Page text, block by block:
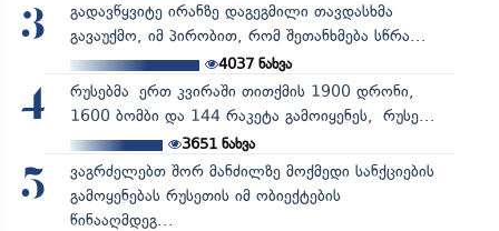
3
გადავწყვიტე ირანზე დაგეგმილი თავდასხმა
გავაუქმო, იმ პირობით, რომ შეთანხმება სწრა...
4037ნახვა
4
რუსებმა ერთ კვირაში თითქმის 1900 დრონი,
1600 ბომბი და 144 რაკეტა გამოიყენეს, რუსე...
3651ნახვა
5
ვაგრძელებთ შორ მანძილზე მოქმედი სანქციების
გამოყენებას რუსეთის იმ ობიექტების
წინააღმდეგ...